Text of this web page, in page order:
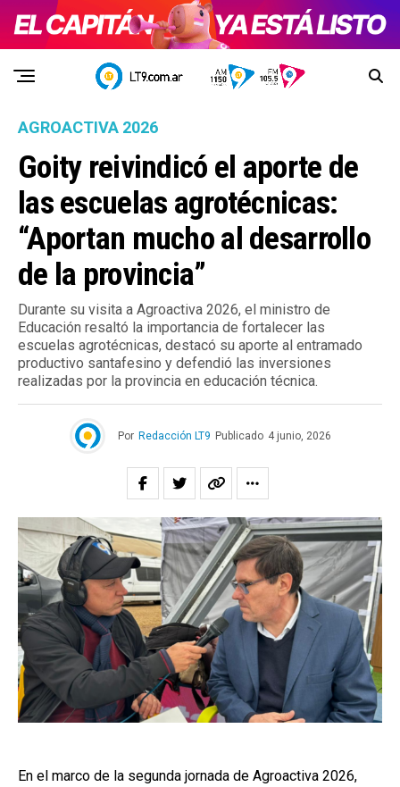
AGROACTIVA 2026
Goity reivindicó el aporte de
las escuelas agrotécnicas:
“Aportan mucho al desarrollo
de la provincia”
Durante su visita a Agroactiva 2026, el ministro de
Educación resaltó la importancia de fortalecer las
escuelas agrotécnicas, destacó su aporte al entramado
productivo santafesino y defendió las inversiones
realizadas por la provincia en educación técnica.
Por Redacción LT9 Publicado 4 junio, 2026
En el marco de la segunda jornada de Agroactiva 2026,